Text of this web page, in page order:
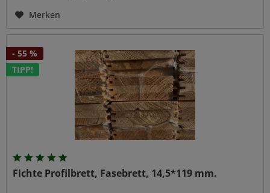
Merken
- 55 %
TIPP!
Fichte Profilbrett, Fasebrett, 14,5*119 mm.